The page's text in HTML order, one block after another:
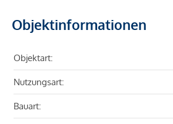
Objektinformationen
Objektart:
Nutzungsart:
Bauart: